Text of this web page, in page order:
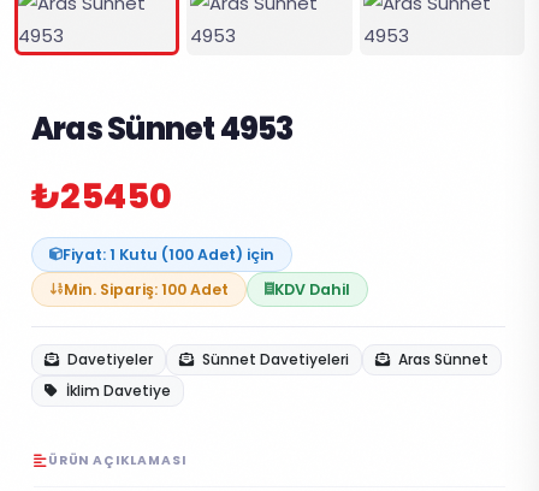
Aras Sünnet 4953
₺25450
Fiyat: 1 Kutu (100 Adet) için
Min. Sipariş: 100 Adet
KDV Dahil
Davetiyeler Sünnet Davetiyeleri
Aras Sünnet
İklim Davetiye
ÜRÜN AÇIKLAMASI